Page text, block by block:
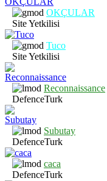
OKÇULAR
Site Yetkilisi
Tuco
Site Yetkilisi
Reconnaissance
DefenceTurk
Subutay
DefenceTurk
caca
DefenceTurk